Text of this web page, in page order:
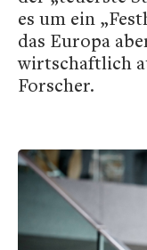
es um ein
das Europa
wirtschaftlich
Forscher.